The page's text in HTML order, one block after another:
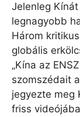
Jelenleg
legnagyobb
Három
globális
„Kína az
szomszédait
jegyezte meg
friss